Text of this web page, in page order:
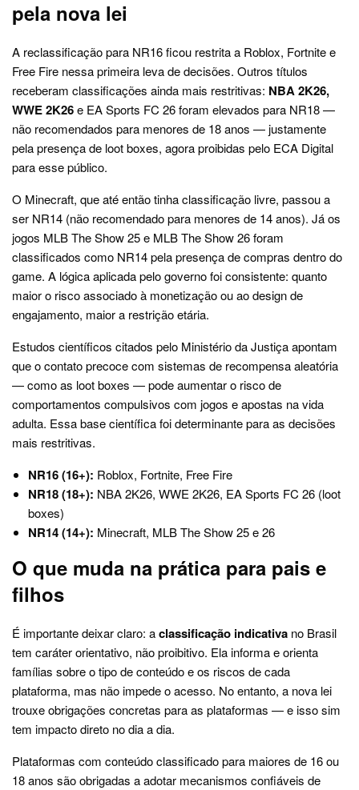
pela nova lei
A reclassificação para NR16 ficou restrita a Roblox, Fortnite e
Free Fire nessa primeira leva de decisões. Outros títulos
receberam classificações ainda mais restritivas: NBA 2K26,
WWE 2K26e EA Sports FC 26 foram elevados para NR18 —
não recomendados para menores de 18 anos — justamente
pela presença de loot boxes, agora proibidas pelo ECA Digital
para esse público.
O Minecraft, que até então tinha classificação livre, passou a
ser NR14 (não recomendado para menores de 14 anos). Já os
jogos MLB The Show 25 e MLB The Show 26 foram
classificados como NR14 pela presença de compras dentro do
game. A lógica aplicada pelo governo foi consistente: quanto
maior o risco associado à monetização ou ao design de
engajamento, maior a restrição etária.
Estudos científicos citados pelo Ministério da Justiça apontam
que o contato precoce com sistemas de recompensa aleatória
— como as loot boxes — pode aumentar o risco de
comportamentos compulsivos com jogos e apostas na vida
adulta. Essa base científica foi determinante para as decisões
mais restritivas.
NR16 (16+): Roblox, Fortnite, Free Fire
NR18 (18+): NBA 2K26, WWE 2K26, EA Sports FC 26 (loot
boxes)
NR14 (14+): Minecraft, MLB The Show 25 e 26
O que muda na prática para pais e
filhos
É importante deixar claro: aclassificação indicativa no Brasil
tem caráter orientativo, não proibitivo. Ela informa e orienta
famílias sobre o tipo de conteúdo e os riscos de cada
plataforma, mas não impede o acesso. No entanto, a nova lei
trouxe obrigações concretas para as plataformas — e isso sim
tem impacto direto no dia a dia.
Plataformas com conteúdo classificado para maiores de 16 ou
18 anos são obrigadas a adotar mecanismos confiáveis de